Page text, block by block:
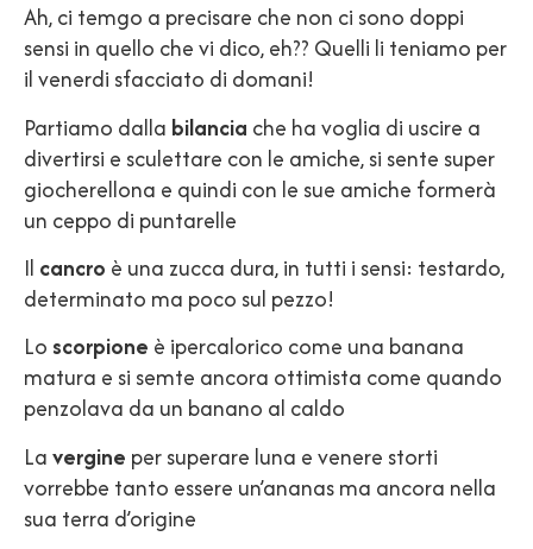
Ah, ci temgo a precisare che non ci sono doppi
sensi in quello che vi dico, eh?? Quelli li teniamo per
il venerdi sfacciato di domani!
Partiamo dalla bilancia che ha voglia di uscire a
divertirsi e sculettare con le amiche, si sente super
giocherellona e quindi con le sue amiche formerà
un ceppo di puntarelle
Il cancro è una zucca dura, in tutti i sensi: testardo,
determinato ma poco sul pezzo!
Lo scorpione è ipercalorico come una banana
matura e si semte ancora ottimista come quando
penzolava da un banano al caldo
Lavergine per superare luna e venere storti
vorrebbe tanto essere un’ananas ma ancora nella
sua terra d’origine